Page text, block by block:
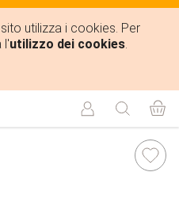
utilizza i cookies. Per
l'utilizzo dei cookies.